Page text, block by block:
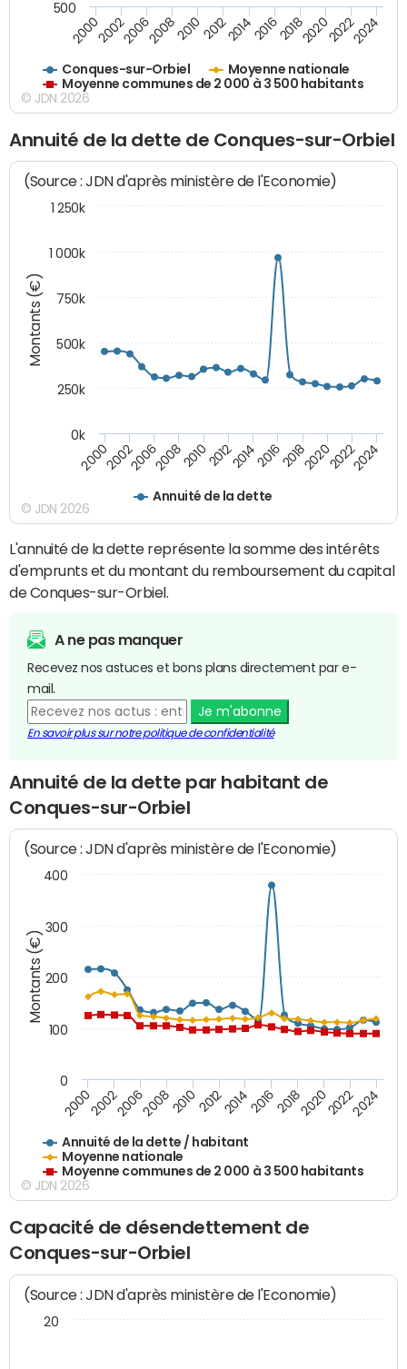
Conques-sur-Orbiel
Moyenne nationale
Moyenne communes de 2 000 à 3 500 habitants
200020022006200820102012201420162018202020222024
500
© JDN 2026
Annuité de la dette de Conques-sur-Orbiel
Montants (€)
(Source : JDN d'après ministère de l'Economie)
Annuité de la dette
200020022006200820102012201420162018202020222024
1 000k
0k
250k
500k
750k
1 250k
© JDN 2026
L'annuité de la dette représente la somme des intérêts
d'emprunts et du montant du remboursement du capital
de Conques-sur-Orbiel.
A ne pas manquer
Recevez nos astuces et bons plans directement par e-
mail.
Je m'abonne
En savoir plus sur notre politique de confidentialité
Annuité de la dette par habitant de
Conques-sur-Orbiel
Montants (€)
(Source : JDN d'après ministère de l'Economie)
Annuité de la dette / habitant
Moyenne nationale
Moyenne communes de 2 000 à 3 500 habitants
200020022006200820102012201420162018202020222024
0
100
200
300
400
© JDN 2026
Capacité de désendettement de
Conques-sur-Orbiel
(Source : JDN d'après ministère de l'Economie)
20